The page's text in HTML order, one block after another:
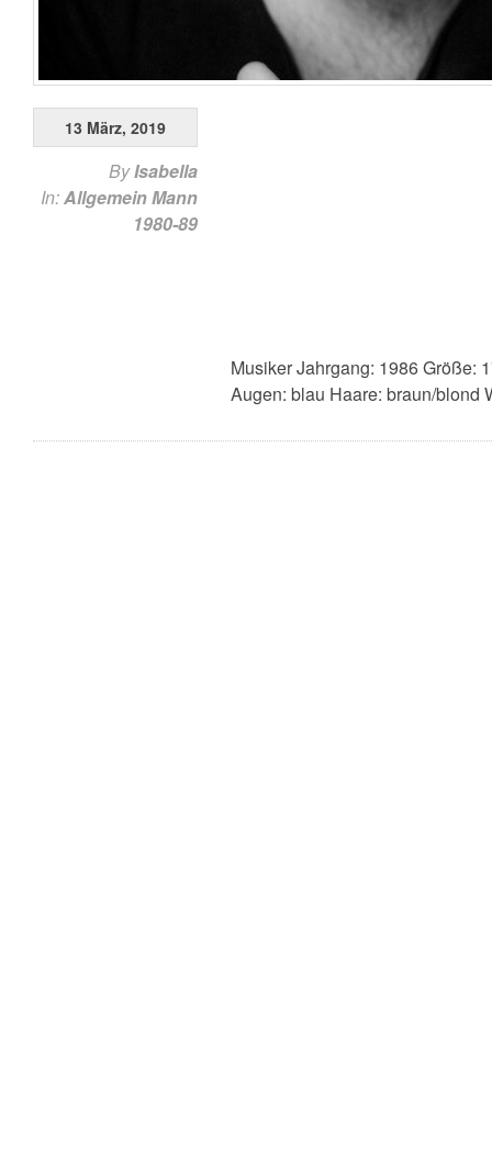
Musiker Jahrgang: 1986 Größe:
Augen: blau Haare: braun/
13 März, 2019
ByIsabella
In:AllgemeinMann
1980-89